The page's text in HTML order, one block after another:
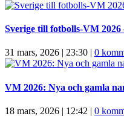
Sverige till fotbolls-VM 2026
31 mars, 2026 | 23:30 | 0
VM 2026: Nya och gamla
18 mars, 2026 | 12:42 | 0